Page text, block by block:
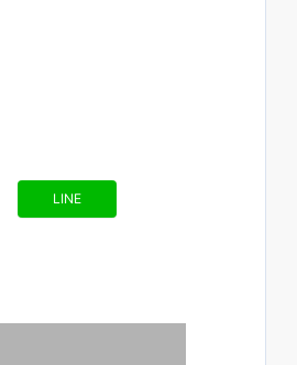
LINE